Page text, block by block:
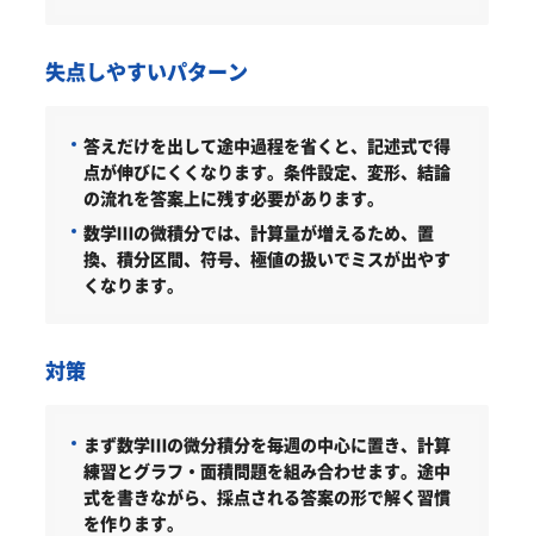
失点しやすいパターン
答えだけを出して途中過程を省くと、記述式で得
点が伸びにくくなります。条件設定、変形、結論
の流れを答案上に残す必要があります。
数学Ⅲの微積分では、計算量が増えるため、置
換、積分区間、符号、極値の扱いでミスが出やす
くなります。
対策
まず数学Ⅲの微分積分を毎週の中心に置き、計算
練習とグラフ・面積問題を組み合わせます。途中
式を書きながら、採点される答案の形で解く習慣
を作ります。